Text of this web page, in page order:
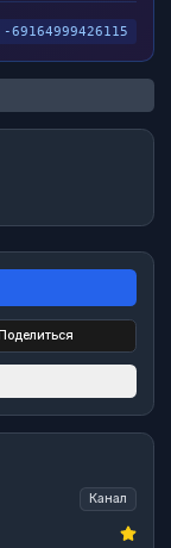
-69164999426115
Канал